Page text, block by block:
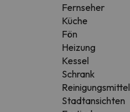
Fernseher
Küche
Fön
Heizung
Kessel
Schrank
Reinigungsmittel
Stadtansichten